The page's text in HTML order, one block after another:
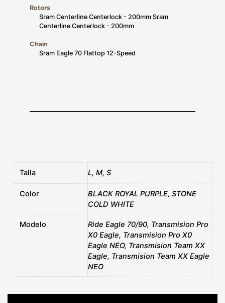
Rotors
Sram Centerline Centerlock - 200mm Sram
Centerline Centerlock - 200mm
Chain
Sram Eagle 70 Flattop 12-Speed
Talla L, M, S
Color
BLACK ROYAL PURPLE, STONE
COLD WHITE
Modelo
Ride Eagle 70/90, Transmision Pro
X0 Eagle, Transmision Pro X0
Eagle NEO, Transmision Team XX
Eagle, Transmision Team XX Eagle
NEO